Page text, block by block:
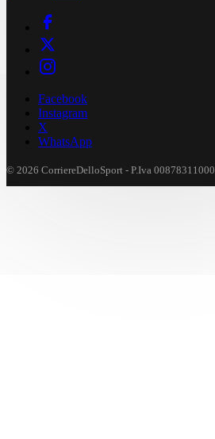
Facebook
Instagram
X
WhatsApp
© 2026 CorriereDelloSport - P.Iva 00878311000